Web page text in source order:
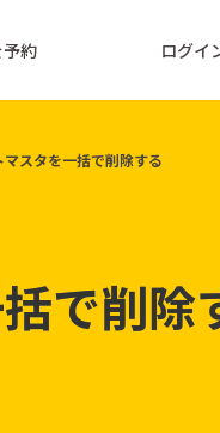
約 ログイ
で削除
マスタを一括で削除する